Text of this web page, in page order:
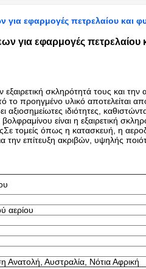
εφαρμογές πετρελαίου και
για εφαρμογές πετρελαίου
σκληρότητά τους και την
το προηγμένο υλικό αποτελείται
ιδιότητες,
είναι η εξαιρετική
τομείς όπως η κατασκευή, η
την επίτευξη ακριβών, υψηλής
αερίου
Αυστραλία, Νότια Αφρική